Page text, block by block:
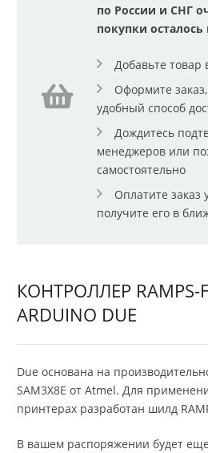
по России и СНГ
покупки осталось
Добавьте товар
Оформите
удобный способ
Дождитесь
менеджеров или
самостоятельно
Оплатите заказ
получите его в
КОНТРОЛЛЕР
ARDUINO DUE
Due основана на
SAM3X8E от Atmel. Для
принтерах разработан шилд
В вашем распоряжении будет